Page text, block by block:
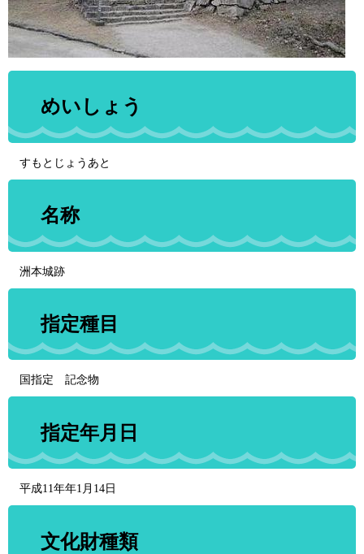
めいしょう
すもとじょうあと
名称
洲本城跡
指定種目
国指定 記念物
指定年月日
平成11年年1月14日
文化財種類